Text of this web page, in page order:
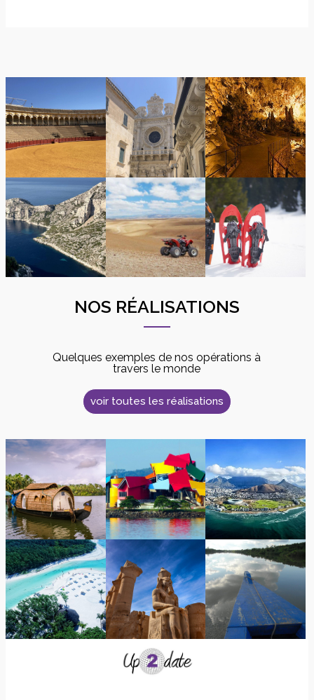
NOS RÉALISATIONS
Quelques exemples de nos opérations à
travers le monde
voir toutes les réalisations